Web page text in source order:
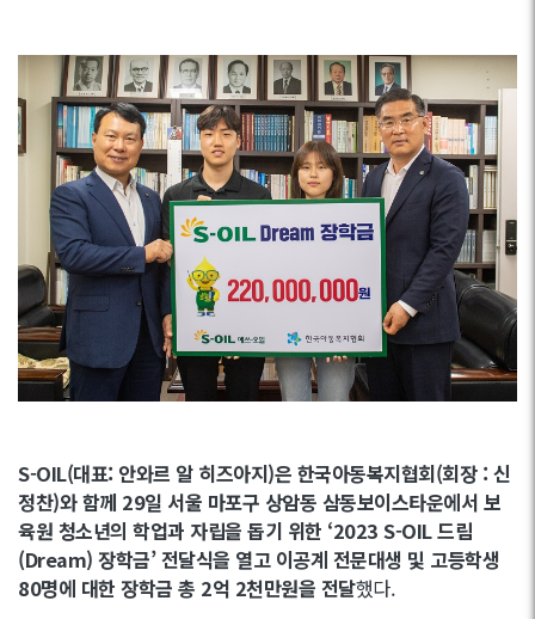
S-OIL(대표: 안와르 알 히즈아지)은 한국아동복지협회(회장 : 신
정찬)와 함께 29일 서울 마포구 상암동 삼동보이스타운에서 보
육원 청소년의 학업과 자립을 돕기 위한 ‘2023 S-OIL 드림
(Dream) 장학금’ 전달식을 열고 이공계 전문대생 및 고등학생
80명에 대한 장학금 총 2억 2천만원을 전달했다.